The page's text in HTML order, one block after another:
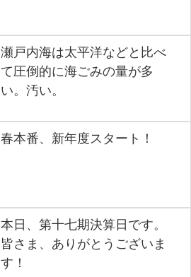
瀬戸内海は太平洋などと比べ
て圧倒的に海ごみの量が多
い。汚い。
春本番、新年度スタート！
本日、第十七期決算日です。
皆さま、ありがとうございま
す！